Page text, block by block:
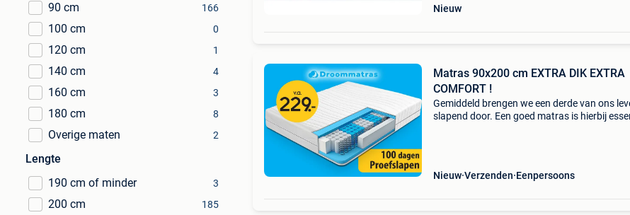
90 cm 166
100 cm 0
120 cm 1
140 cm 4
160 cm 3
180 cm 8
Overige maten 2
Lengte
190 cm of minder
3
200 cm 185
Nieuw
Matras 90x200 cm EXTRA DIK EXTRA
COMFORT !
Gemiddeld brengen we een derde van ons
slapend door. Een goed matras is hierbij
Nieuw Verzenden Eenpersoons